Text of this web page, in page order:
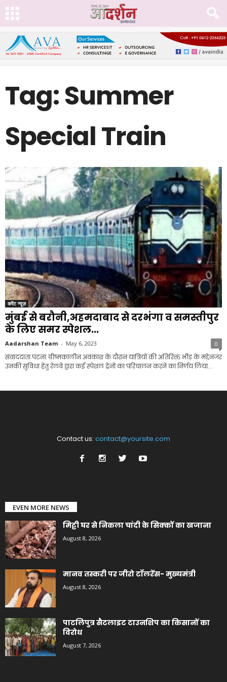
Tag: Summer
Special Train
करेंट न्यूज़
मुंबई से बरौनी,अहमदाबाद से दरभंगा व समस्तीपुर
के लिए समर स्पेशल...
Aadarshan Team - May 6, 2023 0
संवाददाता.पटना.ग्रीष्मकालीन अवकाश के दौरान यात्रियों की अतिरिक्त भीड़ के मद्देनजर
उनकी सुविधा हेतु रेलवे द्वारा कई स्पेशल ट्रेनों का परिचालन करने का निर्णय लिया...
Contact us: contact@yoursite.com
EVEN MORE NEWS
मिट्टी घर से निकला चांदी के सिक्कों का खजाना
August 8, 2026
मानव तस्करी पर जीरो टॉलरेंस- मुख्यमंत्री
August 8, 2026
पाटलिपुत्र सैटलाइट टाउनशिप का किसानों का
विरोध
August 7, 2026